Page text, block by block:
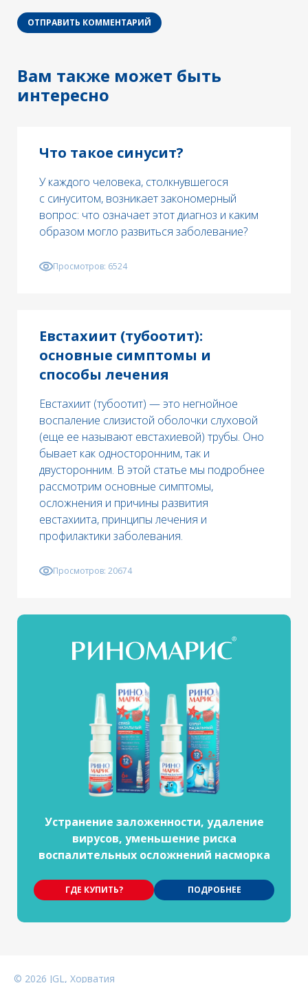
ОТПРАВИТЬ КОММЕНТАРИЙ
Вам также может быть
интересно
Что такое синусит?
У каждого человека, столкнувшегося
с синуситом, возникает закономерный
вопрос: что означает этот диагноз и каким
образом могло развиться заболевание?
Просмотров: 6524
Евстахиит (тубоотит):
основные симптомы и
способы лечения
Евстахиит (тубоотит) — это негнойное
воспаление слизистой оболочки слуховой
(еще ее называют евстахиевой) трубы. Оно
бывает как односторонним, так и
двусторонним. В этой статье мы подробнее
рассмотрим основные симптомы,
осложнения и причины развития
евстахиита, принципы лечения и
профилактики заболевания.
Просмотров: 20674
Устранение заложенности, удаление
вирусов, уменьшение риска
воспалительных осложнений насморка
ГДЕ КУПИТЬ? ПОДРОБНЕЕ
© 2026 JGL, Хорватия